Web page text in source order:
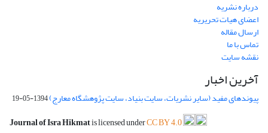
درباره نشریه
اعضای هیات تحریریه
ارسال مقاله
تماس با ما
نقشه سایت
آخرین اخبار
پیوندهای مفید (سایر نشریات، سایت بنیاد، سایت پژوهشگاه معارج)1394-05-19
Journal of Isra Hikmatis licensed underCC BY 4.0